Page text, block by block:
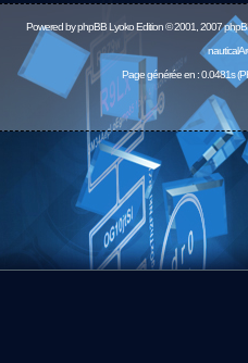
Powered byphpBBLyoko Edition © 2001, 2007
Page générée en : 0.0481s